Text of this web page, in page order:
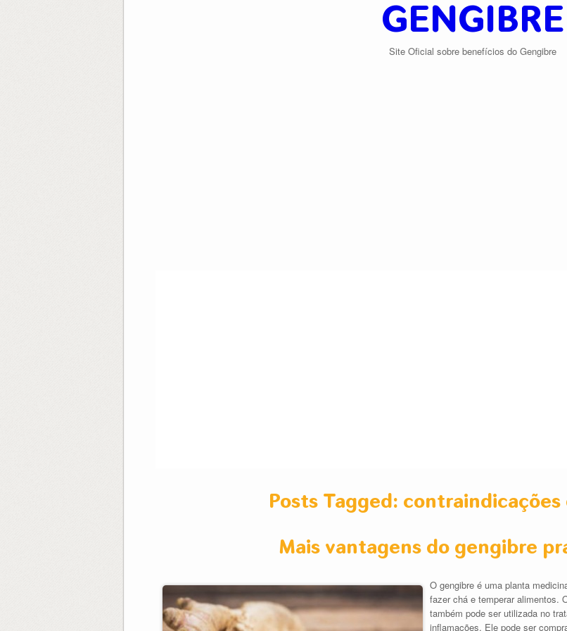
GENGIBRE
Site Oficial sobre benefícios do Gengibre
Posts Tagged:
Mais vantagens do gengibre
O gengibre é uma planta
fazer chá e temperar alimentos.
também pode ser utilizada no
inflamações. Ele pode ser